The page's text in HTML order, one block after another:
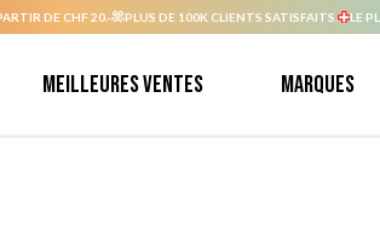
DE CHF 20.- PLUS DE 100K CLIENTS SATISFAITS. LE
Meilleures ventes Marques